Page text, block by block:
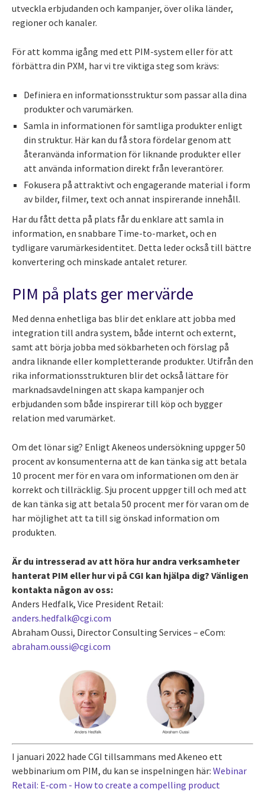
utveckla erbjudanden och kampanjer, över olika länder,
regioner och kanaler.
För att komma igång med ett PIM-system eller för att
förbättra din PXM, har vi tre viktiga steg som krävs:
Definiera en informationsstruktur som passar alla dina
produkter och varumärken.
Samla in informationen för samtliga produkter enligt
din struktur. Här kan du få stora fördelar genom att
återanvända information för liknande produkter eller
att använda information direkt från leverantörer.
Fokusera på attraktivt och engagerande material i form
av bilder, filmer, text och annat inspirerande innehåll.
Har du fått detta på plats får du enklare att samla in
information, en snabbare Time-to-market, och en
tydligare varumärkesidentitet. Detta leder också till bättre
konvertering och minskade antalet returer.
PIM på plats ger mervärde
Med denna enhetliga bas blir det enklare att jobba med
integration till andra system, både internt och externt,
samt att börja jobba med sökbarheten och förslag på
andra liknande eller kompletterande produkter. Utifrån den
rika informationsstrukturen blir det också lättare för
marknadsavdelningen att skapa kampanjer och
erbjudanden som både inspirerar till köp och bygger
relation med varumärket.
Om det lönar sig? Enligt Akeneos undersökning uppger 50
procent av konsumenterna att de kan tänka sig att betala
10 procent mer för en vara om informationen om den är
korrekt och tillräcklig. Sju procent uppger till och med att
de kan tänka sig att betala 50 procent mer för varan om de
har möjlighet att ta till sig önskad information om
produkten.
Är du intresserad av att höra hur andra verksamheter
hanterat PIM eller hur vi på CGI kan hjälpa dig? Vänligen
kontakta någon av oss:
Anders Hedfalk, Vice President Retail:
anders.hedfalk@cgi.com
Abraham Oussi, Director Consulting Services – eCom:
abraham.oussi@cgi.com
I januari 2022 hade CGI tillsammans med Akeneo ett
webbinarium om PIM, du kan se inspelningen här: Webinar
Retail: E-com - How to create a compelling product